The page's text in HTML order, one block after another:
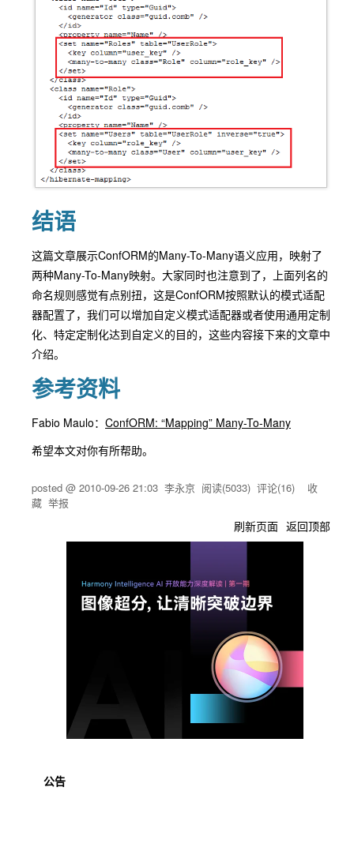
结语
这篇文章展示ConfORM的Many-To-Many语义应用，映射了
两种Many-To-Many映射。大家同时也注意到了，上面列名的
命名规则感觉有点别扭，这是ConfORM按照默认的模式适配
器配置了，我们可以增加自定义模式适配器或者使用通用定制
化、特定定制化达到自定义的目的，这些内容接下来的文章中
介绍。
参考资料
Fabio Maulo： ConfORM: “Mapping” Many-To-Many
希望本文对你有所帮助。
posted @ 2010-09-26 21:03 李永京 阅读(5033) 评论(16) 收
藏 举报
刷新页面 返回顶部
公告